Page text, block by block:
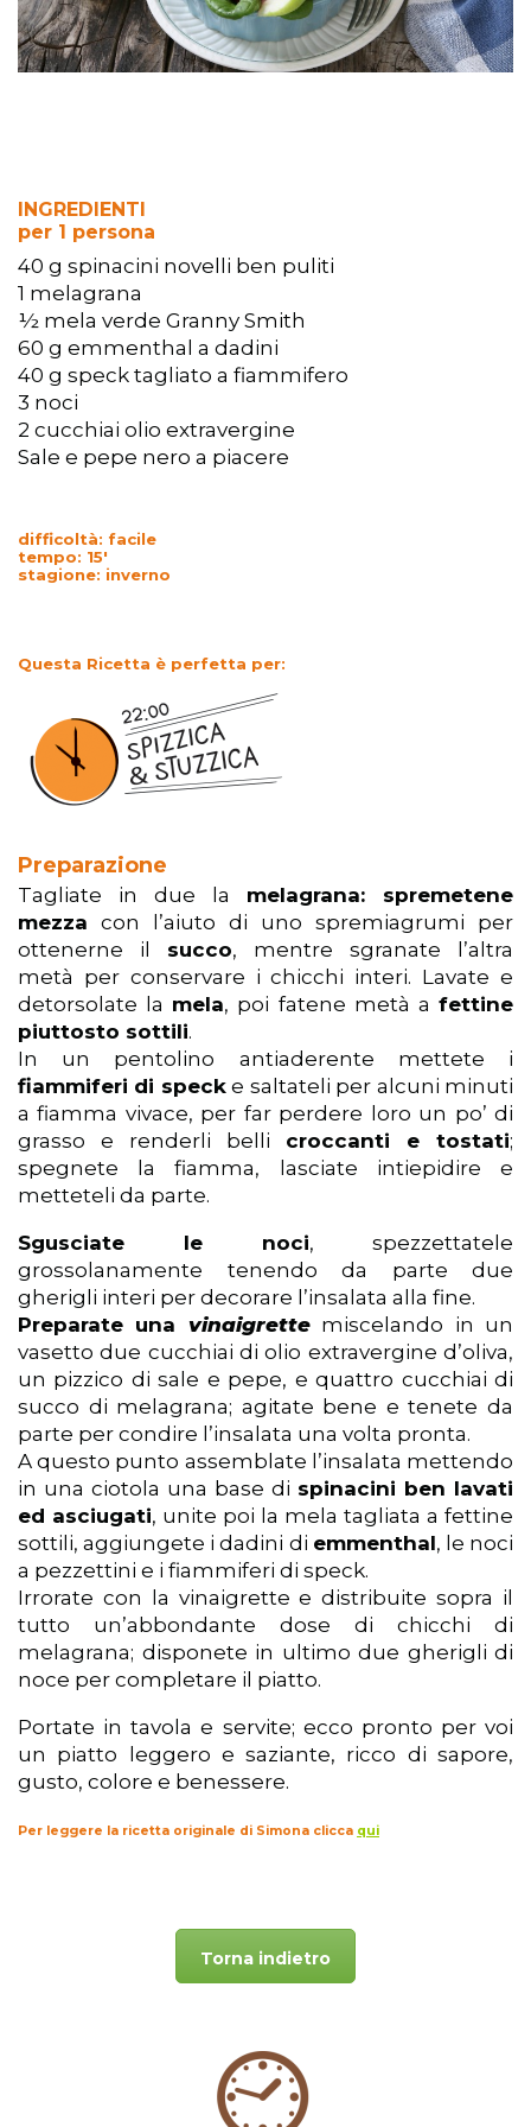
INGREDIENTI
per 1 persona
40 g spinacini novelli ben puliti
1 melagrana
½ mela verde Granny Smith
60 g emmenthal a dadini
40 g speck tagliato a fiammifero
3 noci
2 cucchiai olio extravergine
Sale e pepe nero a piacere
difficoltà: facile
tempo: 15′
stagione: inverno
Questa Ricetta è perfetta per:
Preparazione
Tagliate in due la melagrana: spremetene
mezza con l’aiuto di uno spremiagrumi per
ottenerne il succo, mentre sgranate l’altra
metà per conservare i chicchi interi. Lavate e
detorsolate la mela, poi fatene metà afettine
piuttosto sottili.
In un pentolino antiaderente mettete i
fiammiferi di specke saltateli per alcuni minuti
a fiamma vivace, per far perdere loro un po’ di
grasso e renderli belli croccanti e tostati;
spegnete la fiamma, lasciate intiepidire e
metteteli da parte.
Sgusciate le noci, spezzettatele
grossolanamente tenendo da parte due
gherigli interi per decorare l’insalata alla fine.
Preparate una vinaigrettemiscelando in un
vasetto due cucchiai di olio extravergine d’oliva,
un pizzico di sale e pepe, e quattro cucchiai di
succo di melagrana; agitate bene e tenete da
parte per condire l’insalata una volta pronta.
A questo punto assemblate l’insalata mettendo
in una ciotola una base di spinacini ben lavati
ed asciugati, unite poi la mela tagliata a fettine
sottili, aggiungete i dadini di emmenthal, le noci
a pezzettini e i fiammiferi di speck.
Irrorate con la vinaigrette e distribuite sopra il
tutto un’abbondante dose di chicchi di
melagrana; disponete in ultimo due gherigli di
noce per completare il piatto.
Portate in tavola e servite; ecco pronto per voi
un piatto leggero e saziante, ricco di sapore,
gusto, colore e benessere.
Per leggere la ricetta originale di Simona clicca qui
Torna indietro